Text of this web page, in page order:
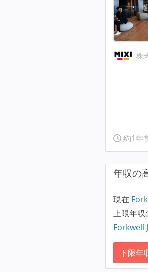
株
約1年
年収の
現在
上限年収
Forkwell
下限年